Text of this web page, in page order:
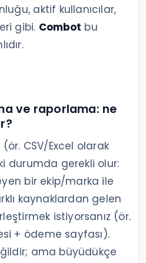
aktif kullanıcılar,
gibi. Combot bu
ve raporlama: ne
(ör. CSV/Excel olarak
durumda gerekli olur:
bir ekip/marka ile
kaynaklardan gelen
istiyorsanız (ör.
+ ödeme sayfası).
ama büyüdükçe